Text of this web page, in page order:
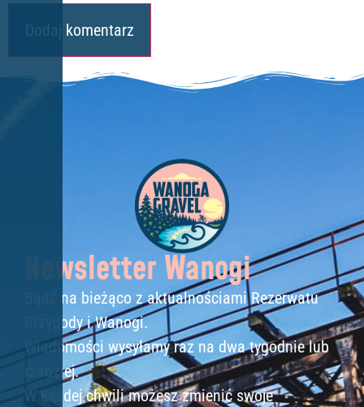
Newsletter Wanogi
Bądź na bieżąco z aktualnościami Rezerwatu
Przygody i Wanogi.
Wiadomości wysyłamy raz na dwa tygodnie lub
rzadziej.
W każdej chwili możesz zmienić swoje